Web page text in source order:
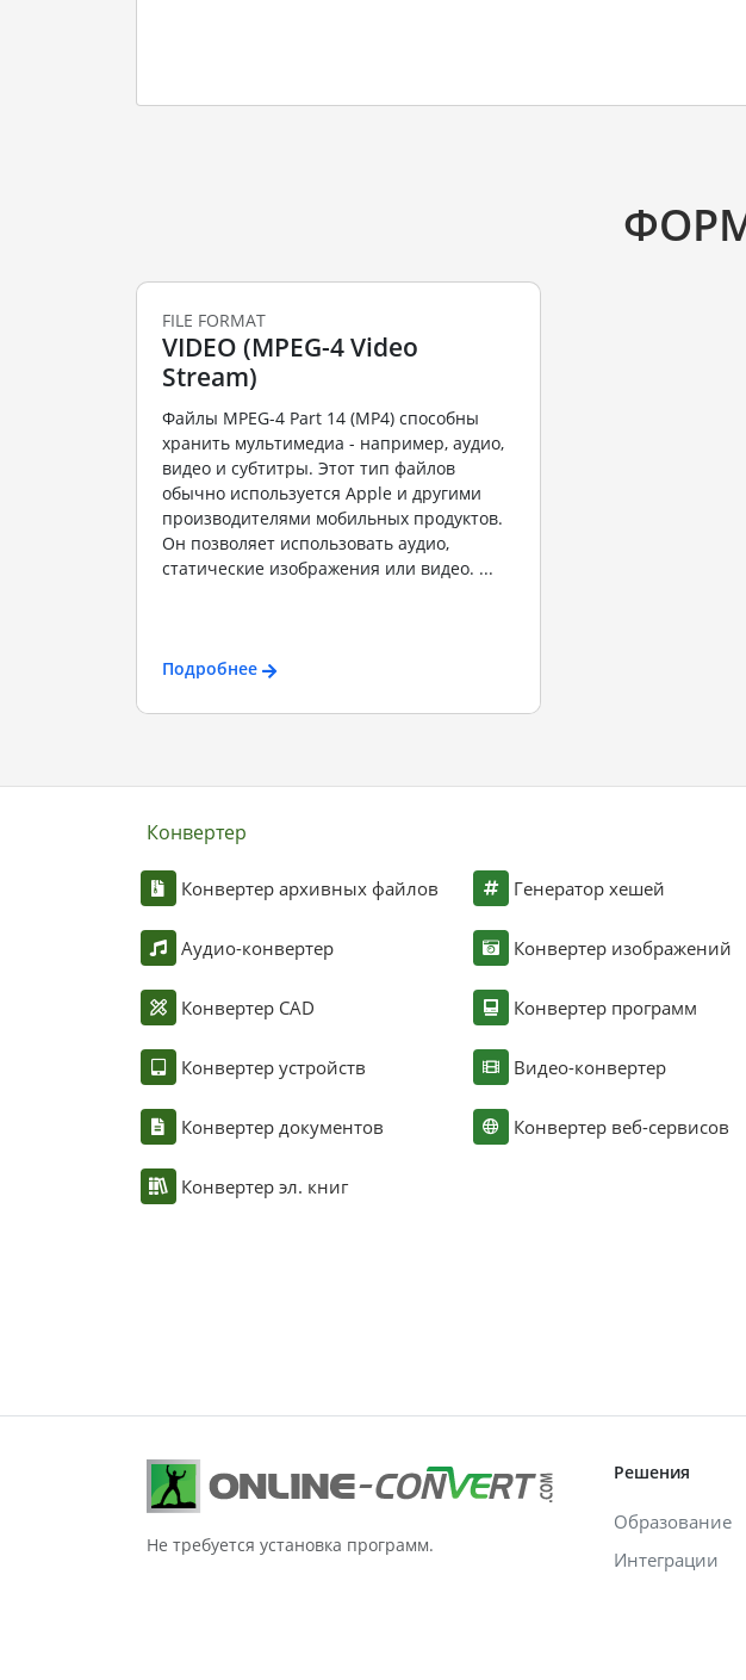
FILE FORMAT
VIDEO (MPEG-4 Video
Stream)
Файлы MPEG-4 Part 14 (MP4) способны
хранить мультимедиа - например, аудио,
видео и субтитры. Этот тип файлов
обычно используется Apple и другими
производителями мобильных продуктов.
Он позволяет использовать аудио,
статические изображения или видео. ...
Подробнее
Конвертер
Конвертер архивных файлов
Аудио-конвертер
Конвертер CAD
Конвертер устройств
Конвертер документов
Конвертер эл. книг
Генератор хешей
Конвертер изображений
Конвертер программ
Видео-конвертер
Конвертер веб-сервисов
Не требуется установка программ.
Решения
Образование
Интеграции